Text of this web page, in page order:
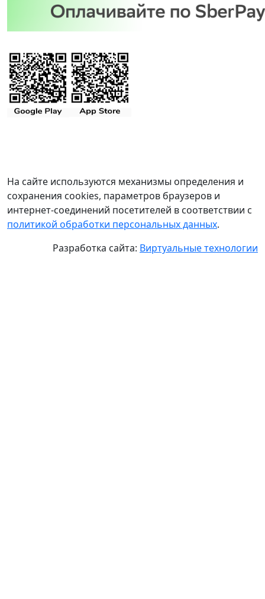
На сайте используются механизмы определения и
сохранения cookies, параметров браузеров и
интернет-соединений посетителей в соответствии с
политикой обработки персональных данных.
Разработка сайта: Виртуальные технологии